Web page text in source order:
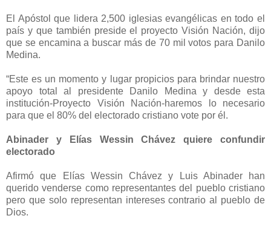
El Apóstol que lidera 2,500 iglesias evangélicas en todo el
país y que también preside el proyecto Visión Nación, dijo
que se encamina a buscar más de 70 mil votos para Danilo
Medina.
“Este es un momento y lugar propicios para brindar nuestro
apoyo total al presidente Danilo Medina y desde esta
institución-Proyecto Visión Nación-haremos lo necesario
para que el 80% del electorado cristiano vote por él.
Abinader y Elías Wessin Chávez quiere confundir
electorado
Afirmó que Elías Wessin Chávez y Luis Abinader han
querido venderse como representantes del pueblo cristiano
pero que solo representan intereses contrario al pueblo de
Dios.